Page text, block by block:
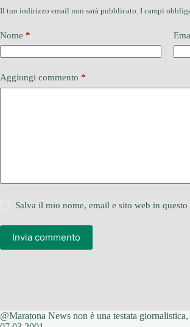
Il tuo indirizzo email non sarà pubblicato. I campi
Nome *
Aggiungi commento *
Salva il mio nome, email e sito web in
Invia commento
@Maratona News non è una testata